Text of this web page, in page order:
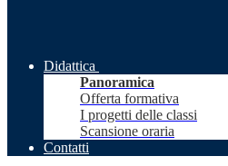
Didattica
Panoramica
Offerta formativa
I progetti delle classi
Scansione oraria
Contatti